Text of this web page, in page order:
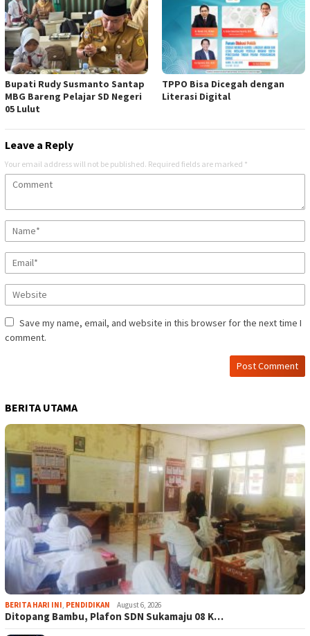
Bupati Rudy Susmanto Santap
MBG Bareng Pelajar SD Negeri
05 Lulut
TPPO Bisa Dicegah dengan
Literasi Digital
Leave a Reply
Your email address will not be published. Required fields are marked *
Save my name, email, and website in this browser for the next time I
comment.
BERITA UTAMA
BERITA HARI INI, PENDIDIKAN August 6, 2026
Ditopang Bambu, Plafon SDN Sukamaju 08 K…